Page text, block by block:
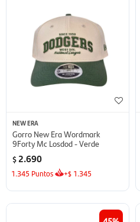
NEW ERA
Gorro New Era Wordmark
9Forty Mc Losdod - Verde
$ 2.690
1.345 Puntos +$ 1.345